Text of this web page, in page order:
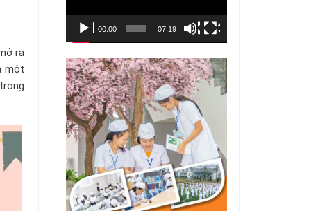
ra
một
00:00 07:19